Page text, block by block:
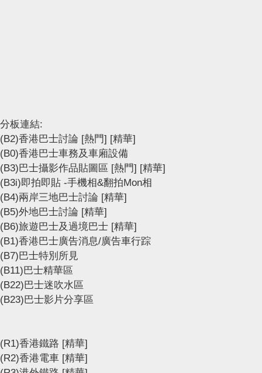
分板連結:
(B2)香港巴士討論 [熱門] [精華]
(B0)香港巴士車務及車廂設備
(B3)巴士攝影作品貼圖區 [熱門] [精華]
(B3i)即拍即貼 -手機相&翻拍Mon相
(B4)兩岸三地巴士討論 [精華]
(B5)外地巴士討論 [精華]
(B6)旅遊巴士及過境巴士 [精華]
(B1)香港巴士廣告消息/廣告車行踪
(B7)巴士特別所見
(B11)巴士精華區
(B22)巴士迷吹水區
(B23)巴士影片分享區
(R1)香港鐵路 [精華]
(R2)香港電車 [精華]